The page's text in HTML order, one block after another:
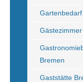
Bremen
Gaststätte